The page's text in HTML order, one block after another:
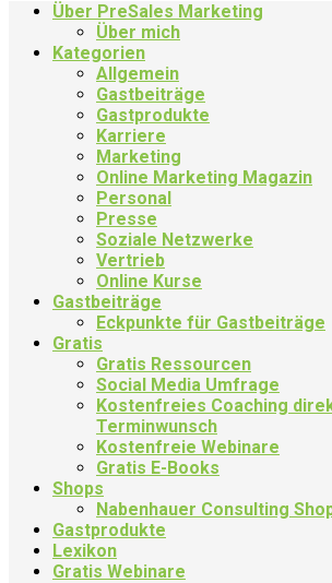
Über PreSales Marketing
Über mich
Kategorien
Allgemein
Gastbeiträge
Gastprodukte
Karriere
Marketing
Online Marketing Magazin
Personal
Presse
Soziale Netzwerke
Vertrieb
Online Kurse
Gastbeiträge
Eckpunkte für Gastbeiträge
Gratis
Gratis Ressourcen
Social Media Umfrage
Kostenfreies Coaching
Terminwunsch
Kostenfreie Webinare
Gratis E-Books
Shops
Nabenhauer Consulting
Gastprodukte
Lexikon
Gratis Webinare